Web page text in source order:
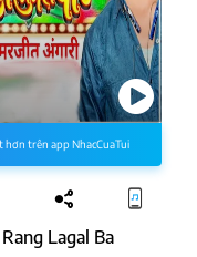
hơn trên app NhacCuaTui
Lagal Ba